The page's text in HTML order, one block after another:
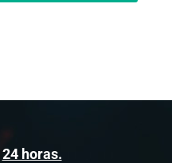
24 horas.